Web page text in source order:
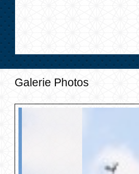
Galerie Photos